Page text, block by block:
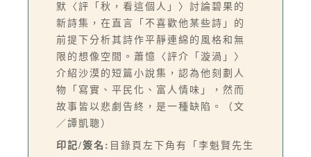
默〈評「秋，看這個人」〉討論碧果的
新詩集，在直言「不喜歡他某些詩」的
前提下分析其詩作平靜連綿的風格和無
限的想像空間。蕭憶〈評介「漩渦」〉
介紹沙漠的短篇小說集，認為他刻劃人
物「寫實、平民化、富人情味」，然而
故事皆以悲劇告終，是一種缺陷。（文
／譚凱聰）
印記/簽名: 目錄頁左下角有「李魁賢先生